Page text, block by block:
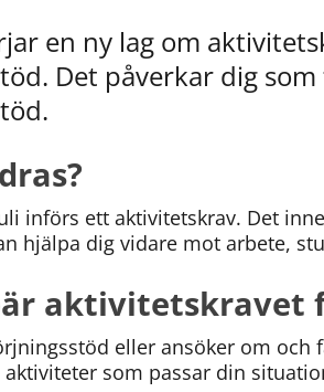
en ny lag om
Det påverkar dig
införs ett aktivitetskrav. Det
hjälpa dig vidare mot arbete,
aktivitetskravet
eller ansöker om
som passar din